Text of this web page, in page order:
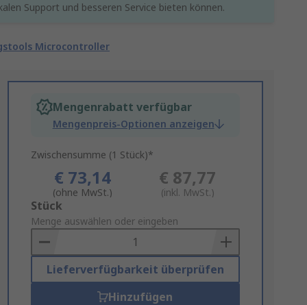
Support und besseren Service bieten können.
Microcontroller
Mengenrabatt verfügbar
Mengenpreis-Optionen anzeigen
Zwischensumme (1 Stück)*
€ 73,14
(ohne MwSt.)
€ 87,77
(inkl. MwSt.)
Add
to
Basket
Stück
Menge auswählen oder eingeben
Lieferverfügbarkeit überprüfen
Hinzufügen